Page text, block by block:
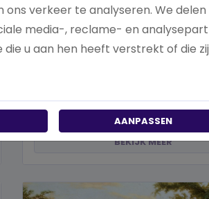
Hoe kies je een goed doel dat
past?
Jouw donatie kan het ve...
BEKIJK MEER
ons verkeer te analyseren. We
media-, reclame- en
u aan hen heeft verstrekt of die
AANPASSEN